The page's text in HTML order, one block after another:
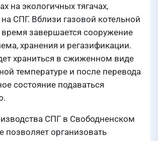
на экологичных тягачах,
СПГ. Вблизи газовой котельной
завершается сооружение
хранения и регазификации.
храниться в сжиженном виде
температуре и после перевода
состояние подаваться
СПГ в Свободненском
позволяет организовать